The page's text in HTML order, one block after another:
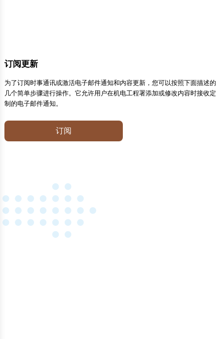
订阅更新
为了订阅时事通讯或激活电子邮件通知和内容更新，您可以按照下面描述的
几个简单步骤进行操作。它允许用户在机电工程署添加或修改内容时接收定
制的电子邮件通知。
订阅